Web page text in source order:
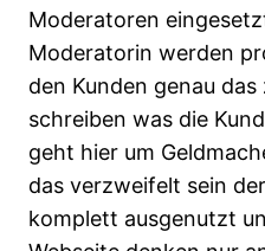
Moderatoren
Moderatorin werden
den Kunden genau
schreiben was die
geht hier um
das verzweifelt sein
komplett ausgenutzt